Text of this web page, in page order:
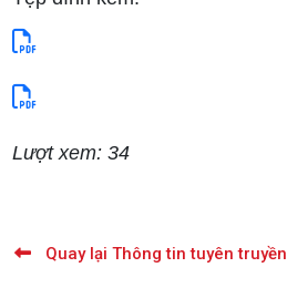
Lượt xem: 34
Quay lại Thông tin tuyên truyền